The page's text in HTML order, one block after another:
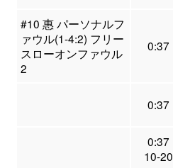
#10 惠 パーソナルフ
ァウル(1-4:2) フリー
スローオンファウル
2
0:37
0:37
0:37
10-20